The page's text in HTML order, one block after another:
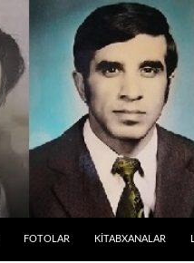
FOTOLAR KİTABXANALAR